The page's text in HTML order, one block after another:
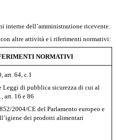
interne dell’amministrazione ricevente.
altre attività e i riferimenti normativi:
NORMATIVI
art. 64, c.1
Leggi di pubblica sicurezza di cui al
art. 16 e 86
2004/CE del Parlamento europeo e
dei prodotti alimentari